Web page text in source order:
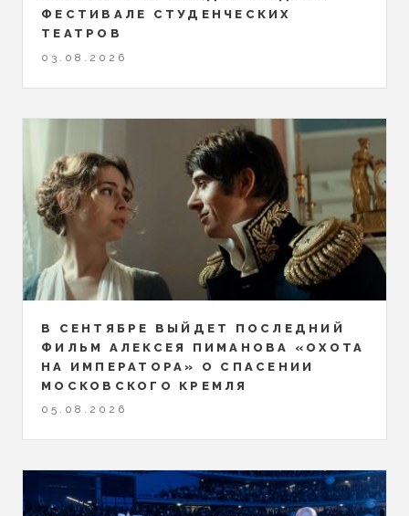
ФЕСТИВАЛЕ СТУДЕНЧЕСКИХ
ТЕАТРОВ
03.08.2026
В СЕНТЯБРЕ ВЫЙДЕТ ПОСЛЕДНИЙ
ФИЛЬМ АЛЕКСЕЯ ПИМАНОВА «ОХОТА
НА ИМПЕРАТОРА» О СПАСЕНИИ
МОСКОВСКОГО КРЕМЛЯ
05.08.2026